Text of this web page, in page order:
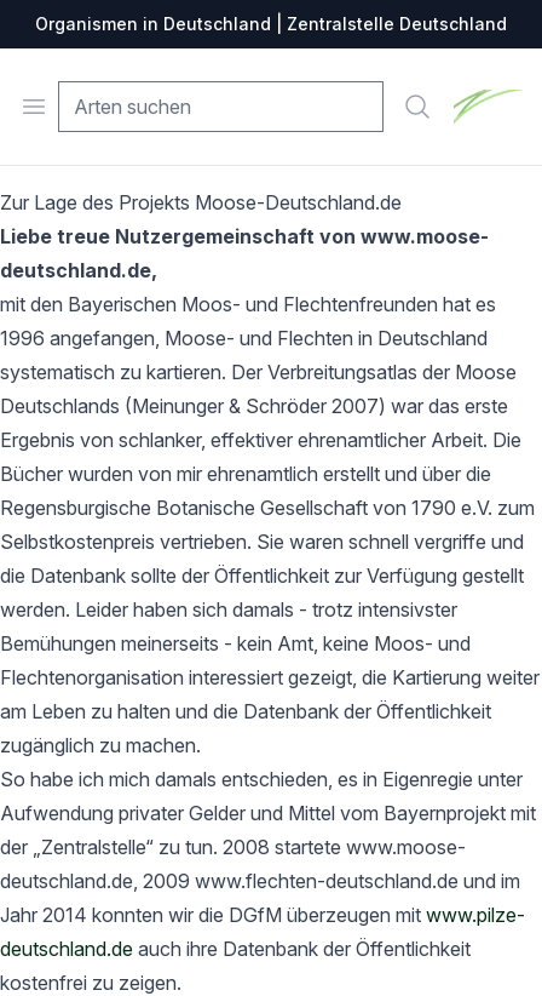
Organismen in Deutschland | Zentralstelle Deutschland
Open menu Suche
Zur Lage des Projekts Moose-Deutschland.de
Liebe treue Nutzergemeinschaft von www.moose-
deutschland.de,
mit den Bayerischen Moos- und Flechtenfreunden hat es
1996 angefangen, Moose- und Flechten in Deutschland
systematisch zu kartieren. Der Verbreitungsatlas der Moose
Deutschlands (Meinunger & Schröder 2007) war das erste
Ergebnis von schlanker, effektiver ehrenamtlicher Arbeit. Die
Bücher wurden von mir ehrenamtlich erstellt und über die
Regensburgische Botanische Gesellschaft von 1790 e.V. zum
Selbstkostenpreis vertrieben. Sie waren schnell vergriffe und
die Datenbank sollte der Öffentlichkeit zur Verfügung gestellt
werden. Leider haben sich damals - trotz intensivster
Bemühungen meinerseits - kein Amt, keine Moos- und
Flechtenorganisation interessiert gezeigt, die Kartierung weiter
am Leben zu halten und die Datenbank der Öffentlichkeit
zugänglich zu machen.
So habe ich mich damals entschieden, es in Eigenregie unter
Aufwendung privater Gelder und Mittel vom Bayernprojekt mit
der „Zentralstelle“ zu tun. 2008 startete www.moose-
deutschland.de, 2009 www.flechten-deutschland.de und im
Jahr 2014 konnten wir die DGfM überzeugen mit www.pilze-
deutschland.de auch ihre Datenbank der Öffentlichkeit
kostenfrei zu zeigen.